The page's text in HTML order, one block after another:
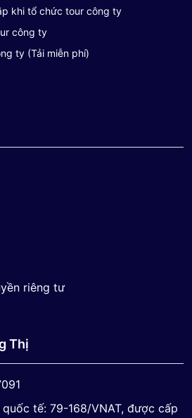
khi tổ chức tour công ty
công ty
ty (Tải miễn phí)
riêng tư
Thị
tế: 79-168/VNAT, được cấp